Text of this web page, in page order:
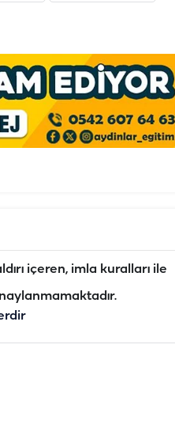
içeren, imla kuralları ile